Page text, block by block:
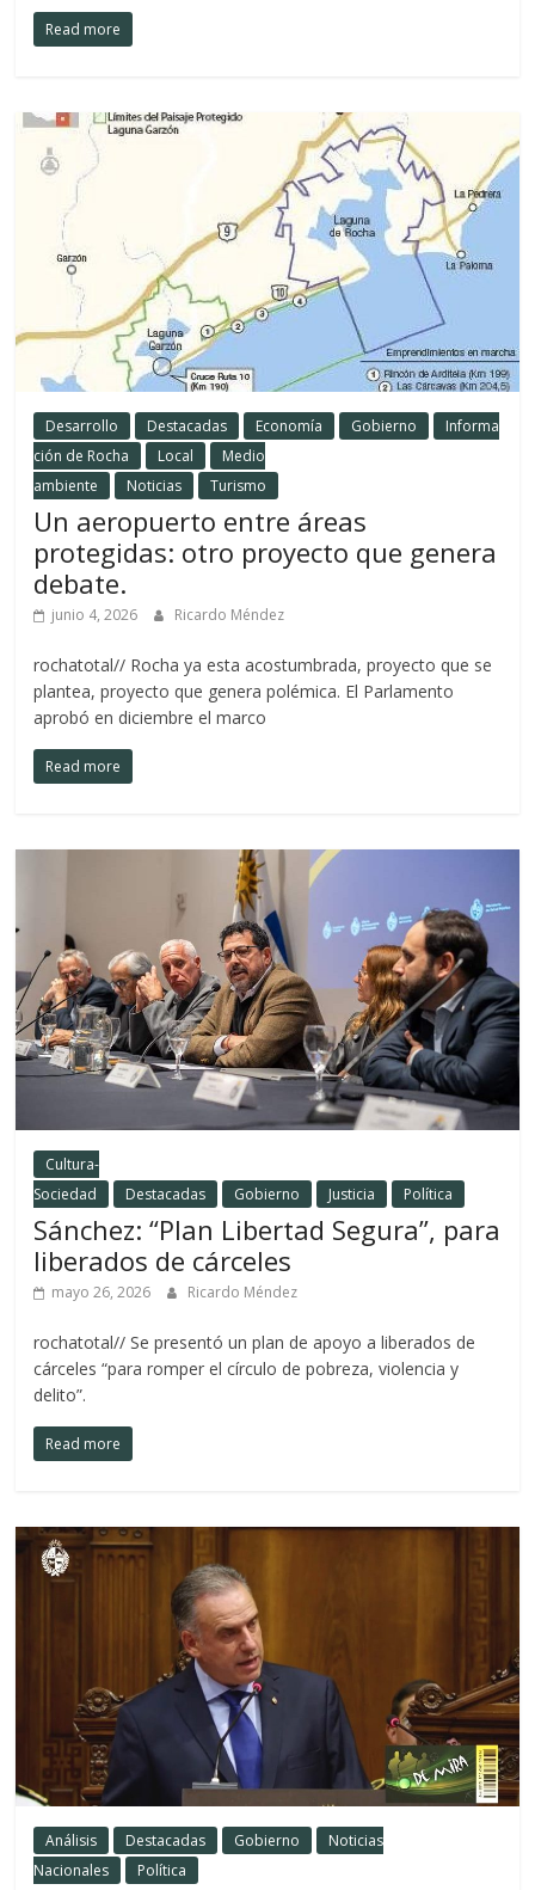
Read more
Desarrollo Destacadas Economía Gobierno
Informa
ción de Rocha
Local
Medio
ambiente
Noticias Turismo
Un aeropuerto entre áreas
protegidas: otro proyecto que genera
debate.
junio 4, 2026 Ricardo Méndez
rochatotal// Rocha ya esta acostumbrada, proyecto que se
plantea, proyecto que genera polémica. El Parlamento
aprobó en diciembre el marco
Read more
Cultura-
Sociedad
Destacadas Gobierno Justicia Política
Sánchez: “Plan Libertad Segura”, para
liberados de cárceles
mayo 26, 2026 Ricardo Méndez
rochatotal// Se presentó un plan de apoyo a liberados de
cárceles “para romper el círculo de pobreza, violencia y
delito”.
Read more
Análisis Destacadas Gobierno
Noticias
Nacionales
Política